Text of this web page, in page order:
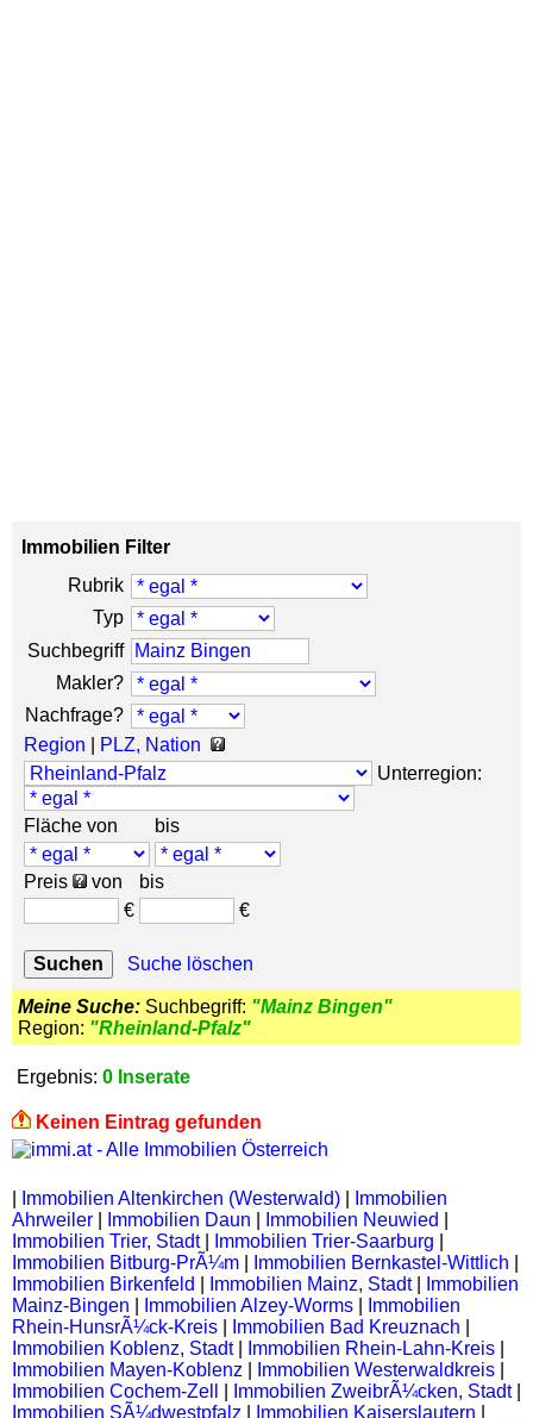
Immobilien Filter
Rubrik
Typ
Suchbegriff
Makler?
Nachfrage?
Region
PLZ, Nation
Unterregion:
Fläche von bis
Preis von
bis
€
€
Suche löschen
Meine Suche: Suchbegriff: "Mainz Bingen"
Region: "Rheinland-Pfalz"
Ergebnis: 0 Inserate
Keinen Eintrag gefunden
Immobilien Altenkirchen (Westerwald)
Immobilien
Ahrweiler
Immobilien Daun Immobilien Neuwied
Immobilien Trier, Stadt| Immobilien Trier-Saarburg
Immobilien Bitburg-PrÃ¼m
Immobilien Bernkastel-Wittlich
Immobilien Birkenfeld
Immobilien Mainz, Stadt|
Immobilien
Mainz-Bingen
Immobilien Alzey-Worms
Immobilien
Rhein-HunsrÃ¼ck-Kreis
Immobilien Bad Kreuznach
Immobilien Koblenz, Stadt| Immobilien Rhein-Lahn-Kreis
Immobilien Mayen-Koblenz
Immobilien Westerwaldkreis
Immobilien Cochem-Zell
Immobilien ZweibrÃ¼cken, Stadt|
Immobilien SÃ¼dwestpfalz
Immobilien Kaiserslautern